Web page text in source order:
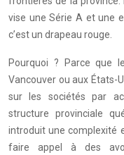
vise une Série A et une
c’est un drapeau rouge.
Pourquoi ? Parce que
Vancouver ou aux États-
sur les sociétés par
structure provinciale
introduit une complexité
faire appel à des